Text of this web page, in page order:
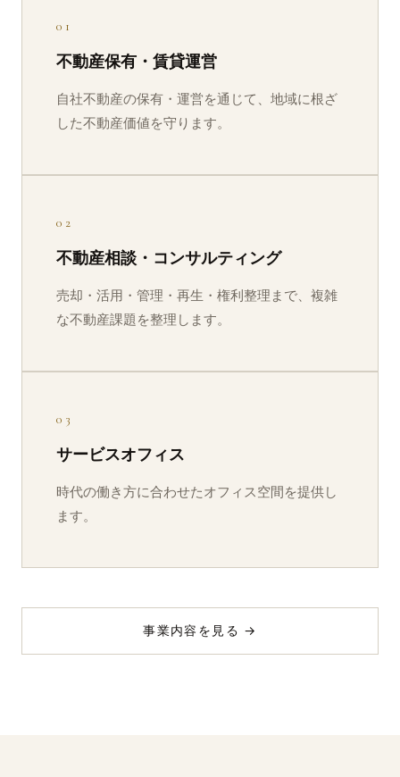
01
不動産保有・⁠賃貸運営
自社不動産の保有・⁠運営を通じて、地域に根ざ
した不動産価値を守ります。
02
不動産相談・⁠コンサルティング
売却・⁠活用・⁠管理・⁠再生・⁠権利整理まで、複雑
な不動産課題を整理します。
03
サービスオフィス
時代の働き方に合わせたオフィス空間を提供し
ます。
事業内容を見る →